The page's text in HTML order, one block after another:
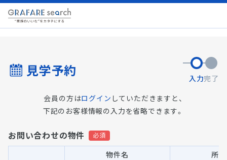
見学予約 入力完了
会員の方はログイン していただきますと、
下記のお客様情報の入力を省略できます。
お問い合わせの物件
物件名 所